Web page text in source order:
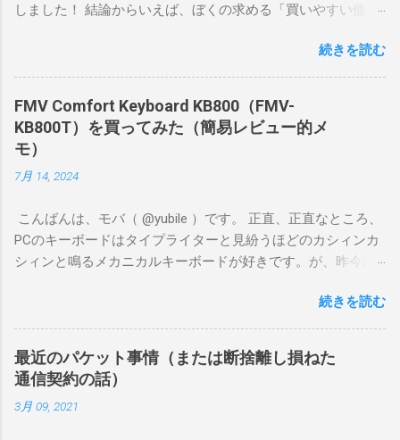
しました！ 結論からいえば、ぼくの求める「買いやすい価
ポイントをしっかり満たしていたので満足度が高いです。 ぼ
くが遊ぶゲームはFGOやグラブル、ウマ娘、プリコネR、艦こ
ムではないけど、あまりスペックが低いとカクカクしてスト
レスがたまります。 片手で持ちやすいサイズながら、ゲーム
が割としっかり遊べるナイス端末、と感じました。
続きを読む
FMV Comfort Keyboard KB800（FMV-
KB800T）を買ってみた（簡易レビュー的メ
モ）
7月 14, 2024
こんばんは、モバ（ @yubile ）です。 正直、正直なところ、
PCのキーボードはタイプライターと見紛うほどのカシィンカ
シィンと鳴るメカニカルキーボードが好きです。が、昨今は
時代の流れには抗えません。 そんなわけで半ば衝動買いした
のが、富士通の FMV Comfort Keyboard KB800 です。この記
事を書いている今、Amazonには入荷しておらず、メーカーの
オンラインショップでも品切れ中のようです。 ちなみに私
は、近所のケーズデンキに1台残っていたのを運良く衝動買い
できました（？）。直前に同じケーズデンキで Logicool
続きを読む
最近のパケット事情（または断捨離し損ねた
通信契約の話）
3月 09, 2021